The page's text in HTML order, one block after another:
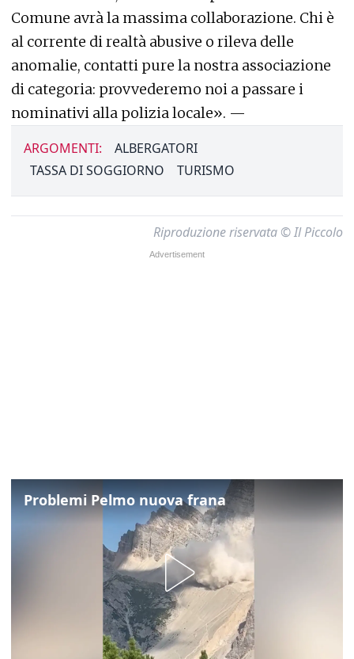
Comune avrà la massima collaborazione. Chi è
al corrente di realtà abusive o rileva delle
anomalie, contatti pure la nostra associazione
di categoria: provvederemo noi a passare i
nominativi alla polizia locale». —
ARGOMENTI:
ALBERGATORI
TASSA DI SOGGIORNO
TURISMO
Riproduzione riservata © Il Piccolo
Problemi Pelmo nuova frana